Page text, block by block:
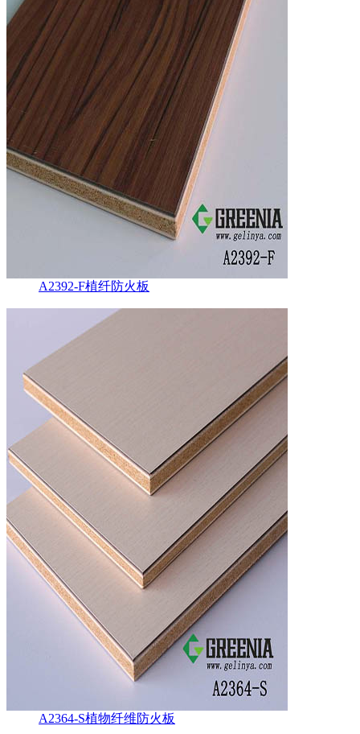
A2392-F植纤防火板
A2364-S植物纤维防火板